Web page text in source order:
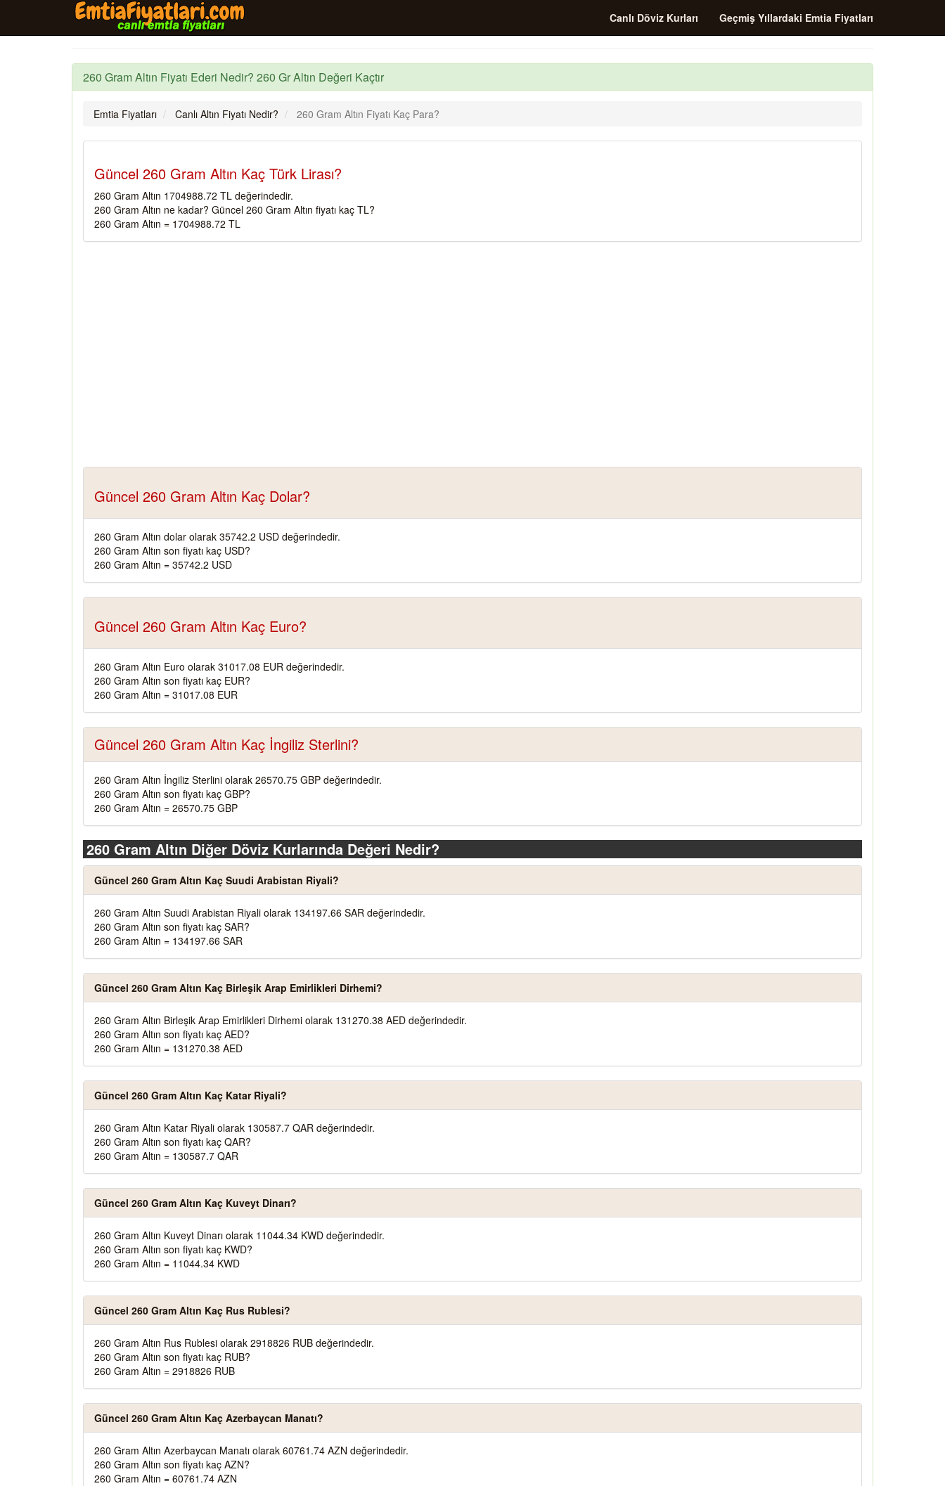
Canlı Döviz Kurları Geçmiş Yıllardaki Emtia Fiyatları
260 Gram Altın Fiyatı Ederi Nedir? 260 Gr Altın Değeri Kaçtır
Emtia Fiyatları Canlı Altın Fiyatı Nedir? 260 Gram Altın Fiyatı Kaç Para?
Güncel 260 Gram Altın Kaç Türk Lirası?
260 Gram Altın 1704988.72 TL değerindedir.
260 Gram Altın ne kadar? Güncel 260 Gram Altın fiyatı kaç TL?
260 Gram Altın = 1704988.72 TL
Güncel 260 Gram Altın Kaç Dolar?
260 Gram Altın dolar olarak 35742.2 USD değerindedir.
260 Gram Altın son fiyatı kaç USD?
260 Gram Altın = 35742.2 USD
Güncel 260 Gram Altın Kaç Euro?
260 Gram Altın Euro olarak 31017.08 EUR değerindedir.
260 Gram Altın son fiyatı kaç EUR?
260 Gram Altın = 31017.08 EUR
Güncel 260 Gram Altın Kaç İngiliz Sterlini?
260 Gram Altın İngiliz Sterlini olarak 26570.75 GBP değerindedir.
260 Gram Altın son fiyatı kaç GBP?
260 Gram Altın = 26570.75 GBP
260 Gram Altın Diğer Döviz Kurlarında Değeri Nedir?
Güncel 260 Gram Altın Kaç Suudi Arabistan Riyali?
260 Gram Altın Suudi Arabistan Riyali olarak 134197.66 SAR değerindedir.
260 Gram Altın son fiyatı kaç SAR?
260 Gram Altın = 134197.66 SAR
Güncel 260 Gram Altın Kaç Birleşik Arap Emirlikleri Dirhemi?
260 Gram Altın Birleşik Arap Emirlikleri Dirhemi olarak 131270.38 AED değerindedir.
260 Gram Altın son fiyatı kaç AED?
260 Gram Altın = 131270.38 AED
Güncel 260 Gram Altın Kaç Katar Riyali?
260 Gram Altın Katar Riyali olarak 130587.7 QAR değerindedir.
260 Gram Altın son fiyatı kaç QAR?
260 Gram Altın = 130587.7 QAR
Güncel 260 Gram Altın Kaç Kuveyt Dinarı?
260 Gram Altın Kuveyt Dinarı olarak 11044.34 KWD değerindedir.
260 Gram Altın son fiyatı kaç KWD?
260 Gram Altın = 11044.34 KWD
Güncel 260 Gram Altın Kaç Rus Rublesi?
260 Gram Altın Rus Rublesi olarak 2918826 RUB değerindedir.
260 Gram Altın son fiyatı kaç RUB?
260 Gram Altın = 2918826 RUB
Güncel 260 Gram Altın Kaç Azerbaycan Manatı?
260 Gram Altın Azerbaycan Manatı olarak 60761.74 AZN değerindedir.
260 Gram Altın son fiyatı kaç AZN?
260 Gram Altın = 60761.74 AZN